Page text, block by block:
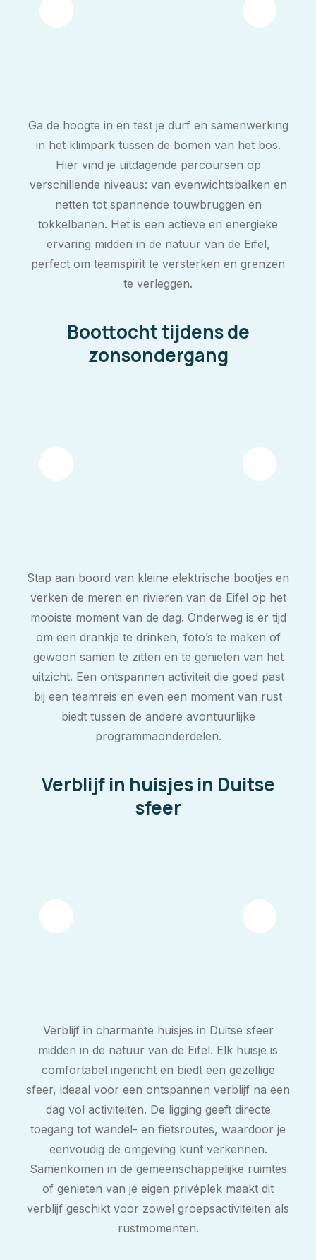
Ga de hoogte in en test je durf en samenwerking
in het klimpark tussen de bomen van het bos.
Hier vind je uitdagende parcoursen op
verschillende niveaus: van evenwichtsbalken en
netten tot spannende touwbruggen en
tokkelbanen. Het is een actieve en energieke
ervaring midden in de natuur van de Eifel,
perfect om teamspirit te versterken en grenzen
te verleggen.
Boottocht tijdens de
zonsondergang
Stap aan boord van kleine elektrische bootjes en
verken de meren en rivieren van de Eifel op het
mooiste moment van de dag. Onderweg is er tijd
om een drankje te drinken, foto’s te maken of
gewoon samen te zitten en te genieten van het
uitzicht. Een ontspannen activiteit die goed past
bij een teamreis en even een moment van rust
biedt tussen de andere avontuurlijke
programmaonderdelen.
Verblijf in huisjes in Duitse
sfeer
Verblijf in charmante huisjes in Duitse sfeer
midden in de natuur van de Eifel. Elk huisje is
comfortabel ingericht en biedt een gezellige
sfeer, ideaal voor een ontspannen verblijf na een
dag vol activiteiten. De ligging geeft directe
toegang tot wandel- en fietsroutes, waardoor je
eenvoudig de omgeving kunt verkennen.
Samenkomen in de gemeenschappelijke ruimtes
of genieten van je eigen privéplek maakt dit
verblijf geschikt voor zowel groepsactiviteiten als
rustmomenten.